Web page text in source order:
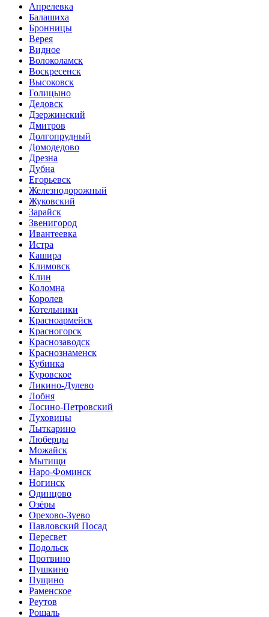
Апрелевка
Балашиха
Бронницы
Верея
Видное
Волоколамск
Воскресенск
Высоковск
Голицыно
Дедовск
Дзержинский
Дмитров
Долгопрудный
Домодедово
Дрезна
Дубна
Егорьевск
Железнодорожный
Жуковский
Зарайск
Звенигород
Ивантеевка
Истра
Кашира
Климовск
Клин
Коломна
Королев
Котельники
Красноармейск
Красногорск
Краснозаводск
Краснознаменск
Кубинка
Куровское
Ликино-Дулево
Лобня
Лосино-Петровский
Луховицы
Лыткарино
Люберцы
Можайск
Мытищи
Наро-Фоминск
Ногинск
Одинцово
Озёры
Орехово-Зуево
Павловский Посад
Пересвет
Подольск
Протвино
Пушкино
Пущино
Раменское
Реутов
Рошаль